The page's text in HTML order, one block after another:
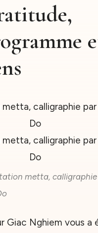
metta, calligraphie
Giac Nghiem vous a